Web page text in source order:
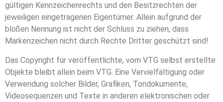
gültigen Kennzeichenrechts und den Besitzrechten der
jeweiligen eingetragenen Eigentümer. Allein aufgrund der
bloßen Nennung ist nicht der Schluss zu ziehen, dass
Markenzeichen nicht durch Rechte Dritter geschützt sind!
Das Copyright für veröffentlichte, vom VTG selbst erstellte
Objekte bleibt allein beim VTG. Eine Vervielfältigung oder
Verwendung solcher Bilder, Grafiken, Tondokumente,
Videosequenzen und Texte in anderen elektronischen oder